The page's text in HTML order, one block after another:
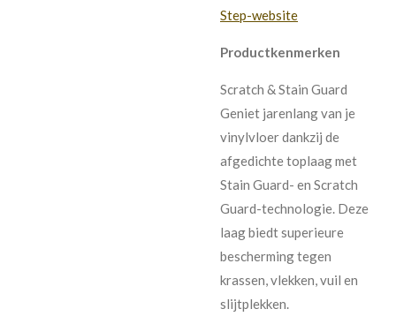
Step-website
Productkenmerken
Scratch & Stain Guard
Geniet jarenlang van je
vinylvloer dankzij de
afgedichte toplaag met
Stain Guard- en Scratch
Guard-technologie. Deze
laag biedt superieure
bescherming tegen
krassen, vlekken, vuil en
slijtplekken.